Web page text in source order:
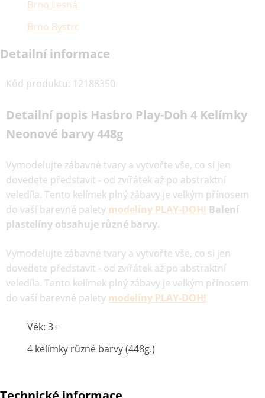
Brno Lesná
Brno Bystrc
Detailní informace
Kód produktu: 12188350
Detailní popis Hasbro Play-Doh 4 Kelímky
Neonové barvy 448g
Vymodelujte zábavné tvary a vytvořte vše, co si jen
dovedete představit - od zvířátek až po abstraktní
veledíla. Tento kelímek plný zábavy je velkým přínosem
do vaší barevné palety modelíny PLAY-DOH! Balení
plastelíny obsahuje různé barvy.
Vymodelujte zábavné tvary a vytvořte vše, co si jen
dovedete představit - od zvířátek až po abstraktní
veledíla. Tento kelímek plný zábavy je velkým přínosem
do vaší barevné palety modelíny PLAY-DOH!
Věk: 3+
4 kelímky různé barvy (448g.)